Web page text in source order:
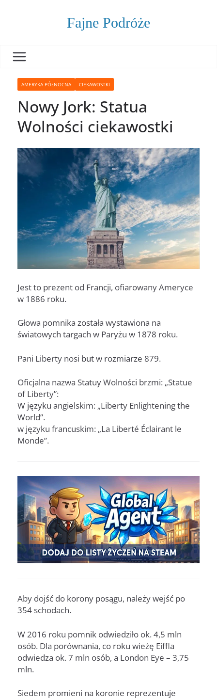
Fajne Podróże
AMERYKA PÓŁNOCNA CIEKAWOSTKI
Nowy Jork: Statua
Wolności ciekawostki
Jest to prezent od Francji, ofiarowany Ameryce
w 1886 roku.
Głowa pomnika została wystawiona na
światowych targach w Paryżu w 1878 roku.
Pani Liberty nosi but w rozmiarze 879.
Oficjalna nazwa Statuy Wolności brzmi: „Statue
of Liberty”:
W języku angielskim: „Liberty Enlightening the
World”.
w języku francuskim: „La Liberté Éclairant le
Monde”.
Aby dojść do korony posągu, należy wejść po
354 schodach.
W 2016 roku pomnik odwiedziło ok. 4,5 mln
osób. Dla porównania, co roku wieżę Eiffla
odwiedza ok. 7 mln osób, a London Eye – 3,75
mln.
Siedem promieni na koronie reprezentuje